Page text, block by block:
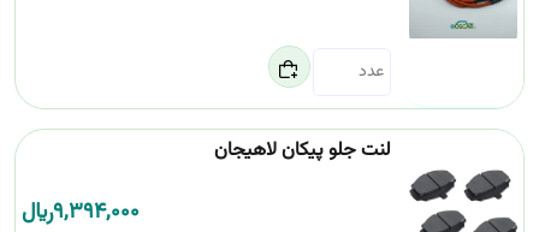
لنت جلو پیکان لاهیجان
9,394,000﷼